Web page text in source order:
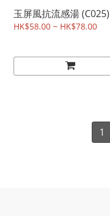
玉屏風抗流感湯 (C025)
HK$58.00 ~ HK$78.00
1